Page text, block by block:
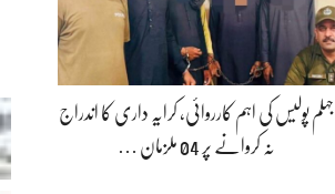
جہلم پولیس کی اہم کارروائی، کرایہ داری کا اندراج
نہ کروانے پر 04 ملزمان …